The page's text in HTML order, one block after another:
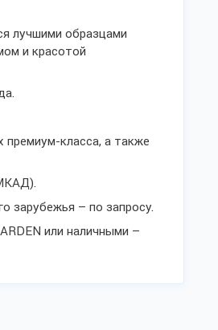
лучшими образцами
и красотой
премиум-класса, а также
зарубежья – по запросу.
или наличными –